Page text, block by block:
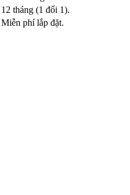
12 tháng (1 đổi 1).
Miễn phí lắp đặt.